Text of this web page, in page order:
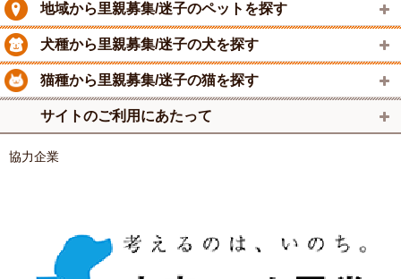
地域から里親募集/迷子のペットを探す
犬種から里親募集/迷子の犬を探す
猫種から里親募集/迷子の猫を探す
サイトのご利用にあたって
協力企業